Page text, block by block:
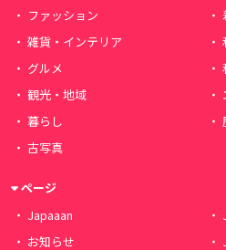
ファッション
雑貨・インテリア
グルメ
観光・地域
暮らし
古写真
ページ
Japaaan
お知らせ